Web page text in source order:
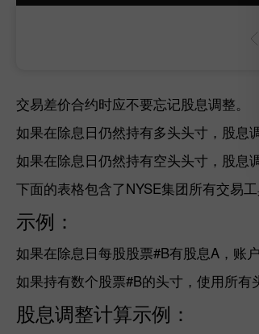
交易差价合约时应不要忘记股息调整。
如果在除息日仍然持有多头头寸，股息
如果在除息日仍然持有空头头寸，股息
下面的表格包含了NYSE集团所有交易工
示例：
如果在除息日每股股票#B有股息A，账
如果持有数个股票#B的头寸，使用所有
股息调整计算示例：